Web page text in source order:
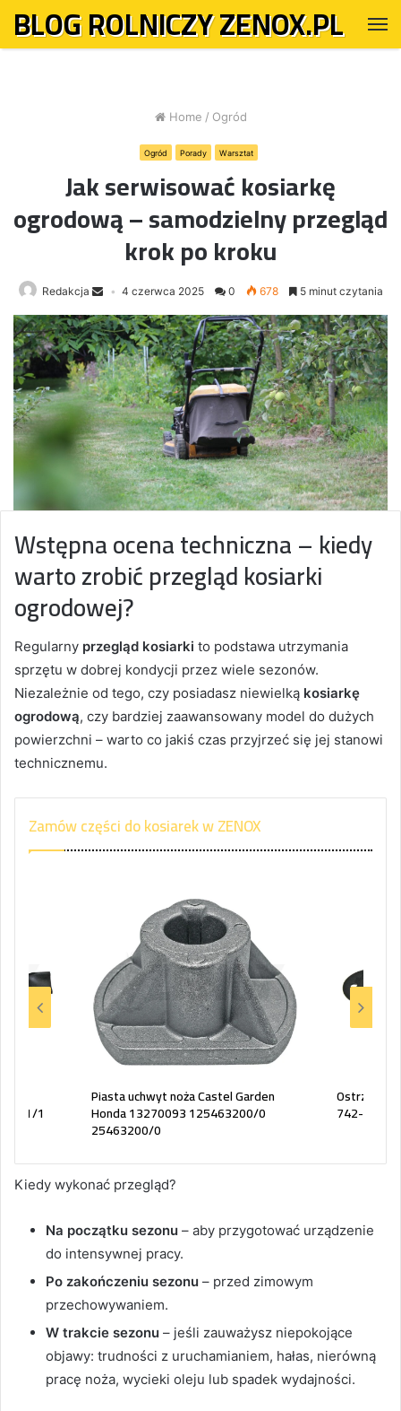
BLOG ROLNICZY ZENOX.PL
Home / Ogród
Ogród Porady Warsztat
Jak serwisować kosiarkę
ogrodową – samodzielny przegląd
krok po kroku
Redakcja 4 czerwca 2025 0 678 5 minut czytania
Wstępna ocena techniczna – kiedy
warto zrobić przegląd kosiarki
ogrodowej?
Regularny przegląd kosiarki to podstawa utrzymania
sprzętu w dobrej kondycji przez wiele sezonów.
Niezależnie od tego, czy posiadasz niewielką kosiarkę
ogrodową, czy bardziej zaawansowany model do dużych
powierzchni – warto co jakiś czas przyjrzeć się jej stanowi
technicznemu.
Zamów części do kosiarek w ZENOX
1
Piasta uchwyt noża Castel Garden
Honda 13270093 125463200/0
25463200/0
Ostrze
742-
Kiedy wykonać przegląd?
Na początku sezonu – aby przygotować urządzenie
do intensywnej pracy.
Po zakończeniu sezonu – przed zimowym
przechowywaniem.
W trakcie sezonu – jeśli zauważysz niepokojące
objawy: trudności z uruchamianiem, hałas, nierówną
pracę noża, wycieki oleju lub spadek wydajności.